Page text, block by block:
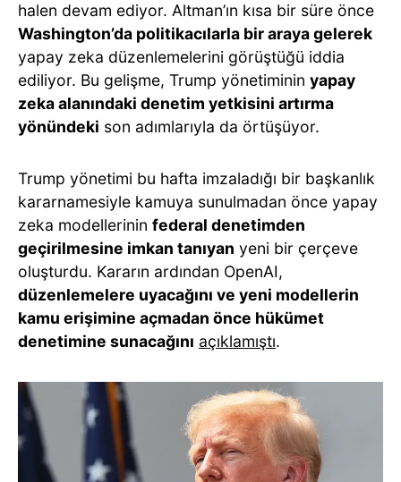
halen devam ediyor. Altman’ın kısa bir süre önce
Washington’da politikacılarla bir araya gelerek
yapay zeka düzenlemelerini görüştüğü iddia
ediliyor. Bu gelişme, Trump yönetiminin yapay
zeka alanındaki denetim yetkisini artırma
yönündeki son adımlarıyla da örtüşüyor.
Trump yönetimi bu hafta imzaladığı bir başkanlık
kararnamesiyle kamuya sunulmadan önce yapay
zeka modellerinin federal denetimden
geçirilmesine imkan tanıyan yeni bir çerçeve
oluşturdu. Kararın ardından OpenAI,
düzenlemelere uyacağını ve yeni modellerin
kamu erişimine açmadan önce hükümet
denetimine sunacağını açıklamıştı.